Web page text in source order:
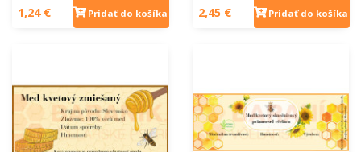
1,24 € Pridať do košíka 2,45 € Pridať do košíka